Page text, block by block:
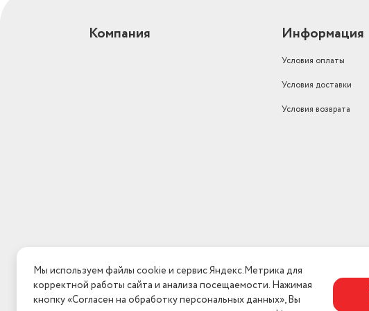
Компания Информация
Условия оплаты
Условия доставки
Условия возврата
Мы используем файлы cookie и сервис Яндекс.Метрика для
корректной работы сайта и анализа посещаемости. Нажимая
кнопку «Согласен на обработку персональных данных», Вы